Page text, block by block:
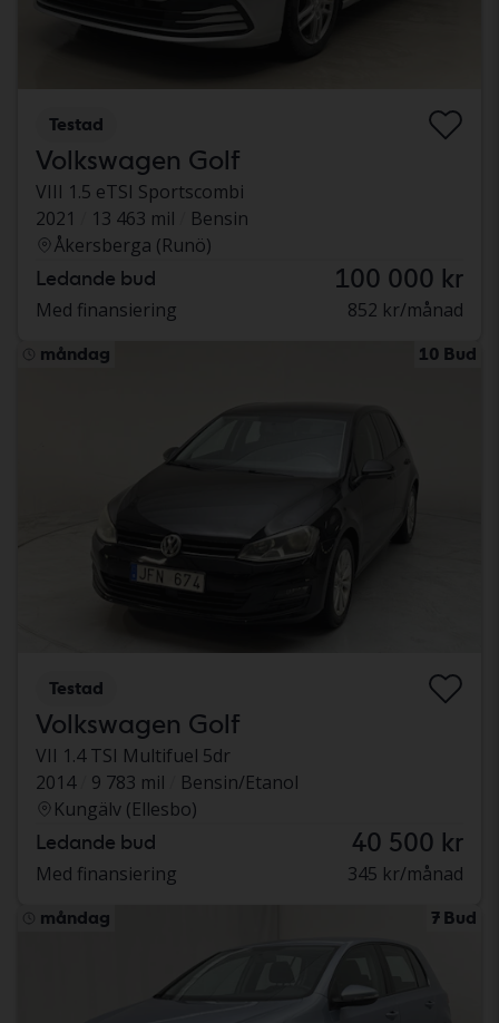
Testad
Volkswagen Golf
VIII 1.5 eTSI Sportscombi
2021
13 463 mil
Bensin
Åkersberga (Runö)
Ledande bud 100 000 kr
Med finansiering 852 kr/månad
måndag 10 Bud
Testad
Volkswagen Golf
VII 1.4 TSI Multifuel 5dr
2014
9 783 mil
Bensin/Etanol
Kungälv (Ellesbo)
Ledande bud 40 500 kr
Med finansiering 345 kr/månad
måndag 7 Bud